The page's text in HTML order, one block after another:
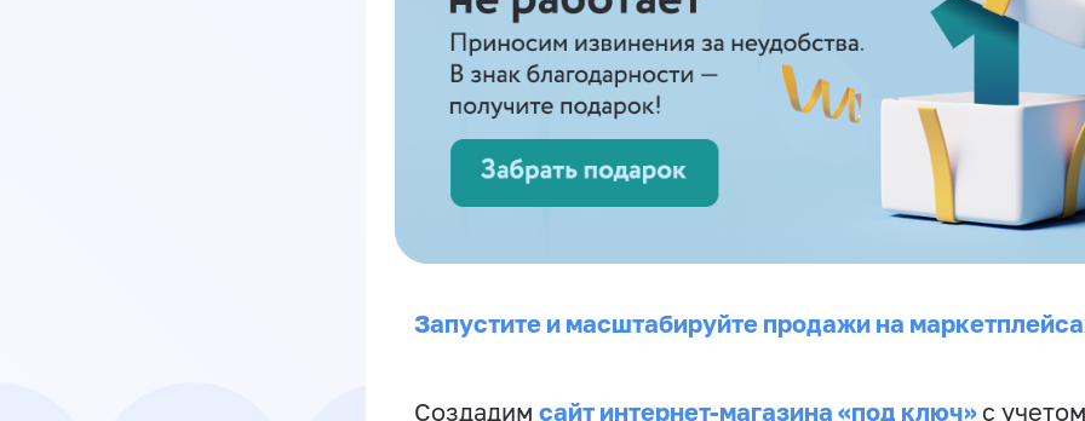
Запустите и масштабируйте продажи на
Создадим сайт интернет-магазина «под ключ» с учетом